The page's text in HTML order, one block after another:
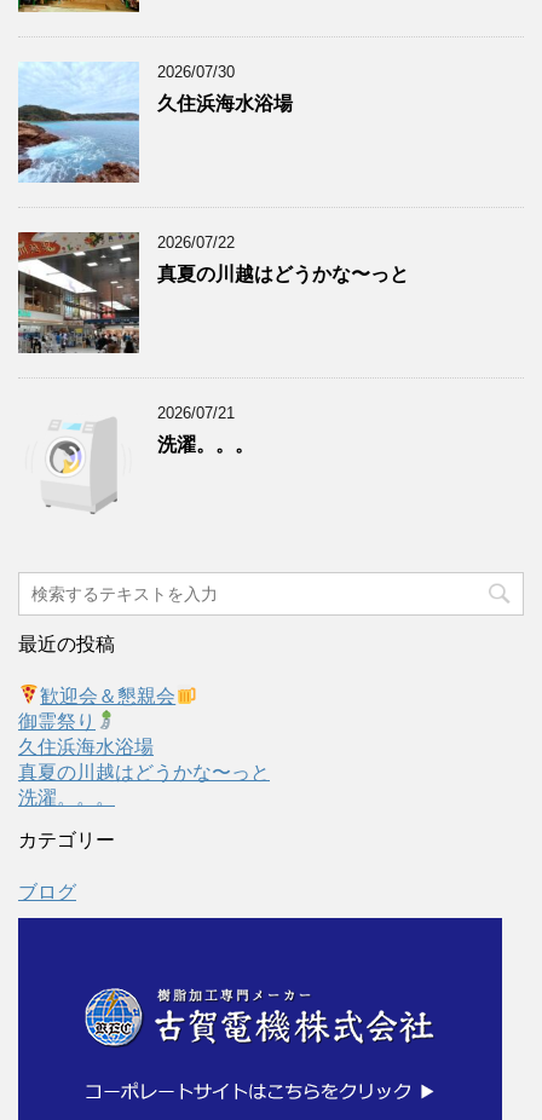
2026/07/30
久住浜海水浴場
2026/07/22
真夏の川越はどうかな〜っと
2026/07/21
洗濯。。。
最近の投稿
歓迎会＆懇親会
御霊祭り
久住浜海水浴場
真夏の川越はどうかな〜っと
洗濯。。。
カテゴリー
ブログ